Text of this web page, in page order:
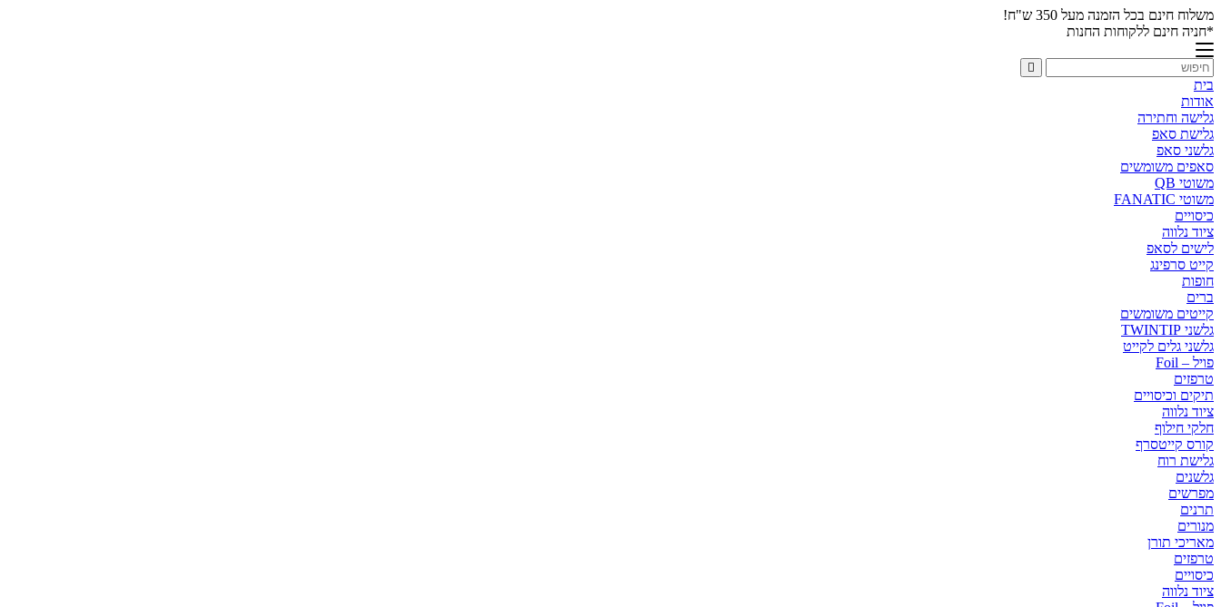
משלוח חינם בכל הזמנה מעל 350 ש"ח!
*חניה חינם ללקוחות החנות
בית
אודות
גלישה וחתירה
גלישת סאפ
גלשני סאפ
סאפים משומשים
משוטי QB
משוטי FANATIC
כיסויים
ציוד נלווה
לישים לסאפ
קייט סרפינג
חופות
ברים
קייטים משומשים
גלשני TWINTIP
גלשני גלים לקייט
פויל – Foil
טרפזים
תיקים וכיסויים
ציוד נלווה
חלקי חילוף
קורס קייטסרף
גלישת רוח
גלשנים
מפרשים
תרנים
מנורים
מאריכי תורן
טרפזים
כיסויים
ציוד נלווה